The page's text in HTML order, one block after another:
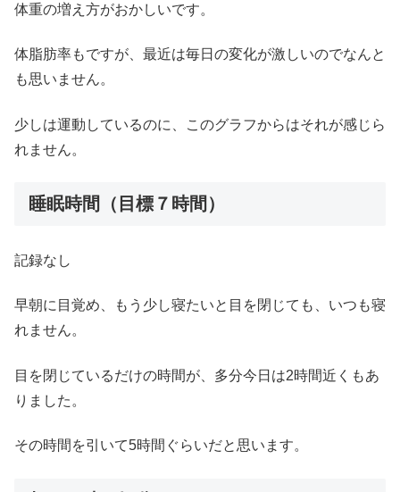
体重の増え方がおかしいです。
体脂肪率もですが、最近は毎日の変化が激しいのでなんと
も思いません。
少しは運動しているのに、このグラフからはそれが感じら
れません。
睡眠時間（目標７時間）
記録なし
早朝に目覚め、もう少し寝たいと目を閉じても、いつも寝
れません。
目を閉じているだけの時間が、多分今日は2時間近くもあ
りました。
その時間を引いて5時間ぐらいだと思います。